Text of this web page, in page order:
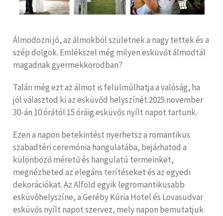
Álmodozni jó, az álmokból születnek a nagy tettek és a
szép dolgok. Emlékszel még milyen esküvőt álmodtál
magadnak gyermekkorodban?
Talán még ezt az álmot is felülmúlhatja a valóság, ha
jól választod ki az esküvőd helyszínét.2025.november
30-án 10 órától 15 óráig esküvős nyílt napot tartunk.
Ezen a napon betekintést nyerhetsz a romantikus
szabadtéri ceremónia hangulatába, bejárhatod a
különböző méretű és hangulatú termeinket,
megnézheted az elegáns terítéseket és az egyedi
dekorációkat. Az Alföld egyik legromantikusabb
esküvőhelyszíne, a Geréby Kúria Hotel és Lovasudvar
esküvős nyílt napot szervez, mely napon bemutatjuk